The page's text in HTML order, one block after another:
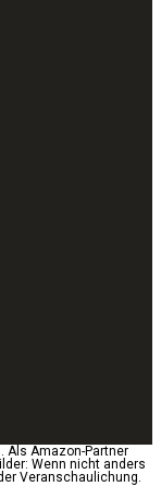
Als Amazon-Partner
Wenn nicht anders
Veranschaulichung.